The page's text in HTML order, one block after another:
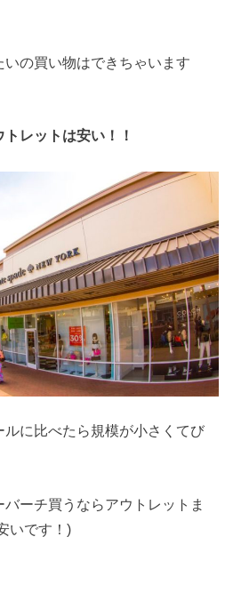
の買い物はできちゃいます
レットは安い！！
ルに比べたら規模が小さくてび
ーチ買うならアウトレットま
いです！)